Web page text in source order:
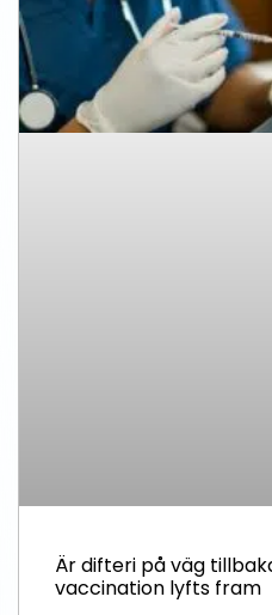
Är difteri på väg
vaccination lyfts fram